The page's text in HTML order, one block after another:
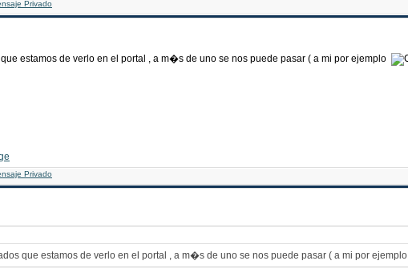
estamos de verlo en el portal , a m�s de uno se nos puede pasar ( a mi por ejemplo
que estamos de verlo en el portal , a m�s de uno se nos puede pasar ( a mi por ejemplo